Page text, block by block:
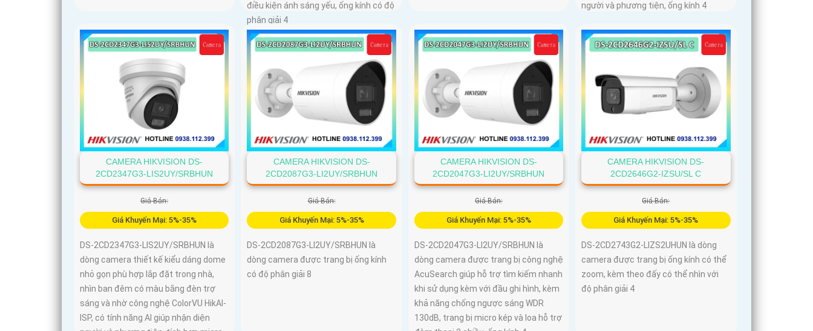
điều kiện ánh sáng yếu, ống kính có độ
phân giải 4
người và phương tiện, ống kính 4
CAMERA HIKVISION DS-
2CD2347G3-LIS2UY/SRBHUN
Giá Bán:
Giá Khuyến Mại: 5%-35%
DS-2CD2347G3-LIS2UY/SRBHUN là
dòng camera thiết kế kiểu dáng dome
nhỏ gọn phù hợp lắp đặt trong nhà,
nhìn ban đêm có màu bằng đèn trợ
sáng và nhờ công nghệ ColorVU HikAI-
ISP, có tính năng AI giúp nhận diện
CAMERA HIKVISION DS-
2CD2087G3-LI2UY/SRBHUN
Giá Bán:
Giá Khuyến Mại: 5%-35%
DS-2CD2087G3-LI2UY/SRBHUN là
dòng camera được trang bị ống kính
có độ phân giải 8
CAMERA HIKVISION DS-
2CD2047G3-LI2UY/SRBHUN
Giá Bán:
Giá Khuyến Mại: 5%-35%
DS-2CD2047G3-LI2UY/SRBHUN là
dòng camera được trang bị công nghệ
AcuSearch giúp hỗ trợ tìm kiếm nhanh
khi sử dụng kèm với đầu ghi hình, kèm
khả năng chống ngược sáng WDR
130dB, trang bị micro kép và loa hỗ trợ
CAMERA HIKVISION DS-
2CD2646G2-IZSU/SL C
Giá Bán:
Giá Khuyến Mại: 5%-35%
DS-2CD2743G2-LIZS2UHUN là dòng
camera được trang bị ống kính có thể
zoom, kèm theo đấy có thể nhìn với
độ phân giải 4